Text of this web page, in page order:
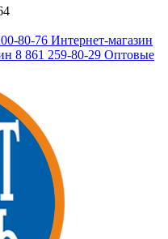
80-76 Интернет-магазин
8 861 259-80-29 Оптовые